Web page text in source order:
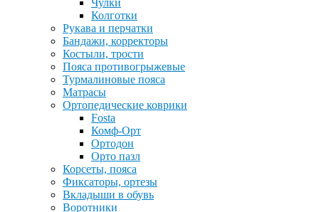
Чулки
Колготки
Рукава и перчатки
Бандажи, корректоры
Костыли, трости
Пояса противогрыжевые
Турмалиновые пояса
Матрасы
Ортопедические коврики
Fosta
Комф-Орт
Ортодон
Орто пазл
Корсеты, пояса
Фиксаторы, ортезы
Вкладыши в обувь
Воротники